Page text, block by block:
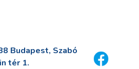
Budapest, Szabó
tér 1.